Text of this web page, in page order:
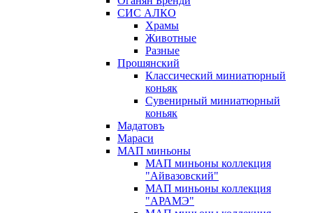
СИС АЛКО
Храмы
Животные
Разные
Прошянский
Классический миниатюрный
коньяк
Сувенирный миниатюрный
коньяк
Мадатовъ
Мараси
МАП миньоны
МАП миньоны коллекция
"Айвазовский"
МАП миньоны коллекция
"АРАМЭ"